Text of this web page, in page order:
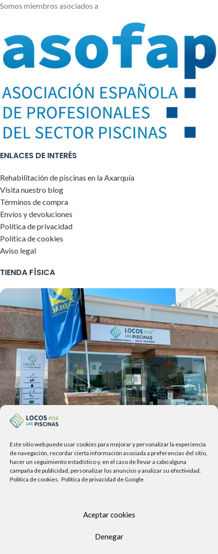
Este sitio web puede usar cookies para mejorar y personalizar la experiencia
de navegación, recordar cierta información asociada a preferencias del sitio,
hacer un seguimiento estadístico y, en el caso de llevar a cabo alguna
campaña de publicidad, personalizar los anuncios y analizar su efectividad.
Política de cookies. Política de privacidad de Google
Aceptar cookies
Denegar
Somos miembros asociados a
ENLACES DE INTERÉS
Rehabilitación de piscinas en la Axarquía
Visita nuestro blog
Términos de compra
Envíos y devoluciones
Política de privacidad
Política de cookies
Aviso legal
TIENDA FÍSICA
Av. del Sol, 2, local 6,
29740 Torre del Mar, Málaga
Lunes a viernes